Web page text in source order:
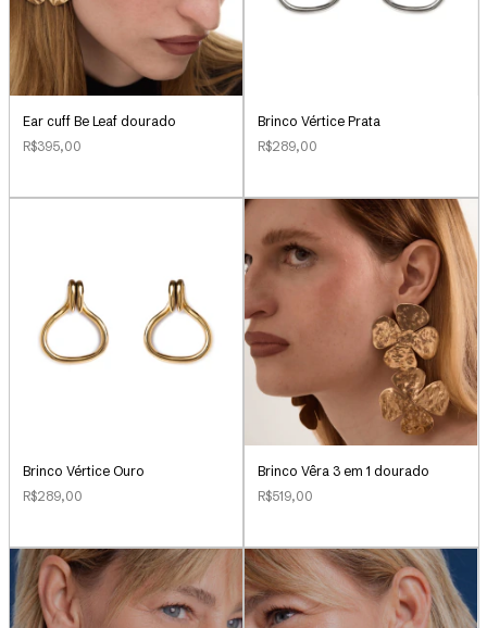
Ear cuff Be Leaf dourado
R$395,00
Brinco Vértice Prata
R$289,00
Brinco Vértice Ouro
R$289,00
Brinco Vêra 3 em 1 dourado
R$519,00